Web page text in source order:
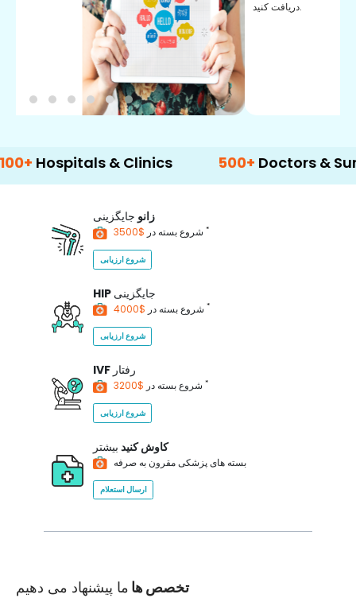
& Clinics 500+ Doctors & Surgeons
زانو جایگزینی
شروع بسته در *
شروع ارزیابی
HIP جایگزینی
شروع بسته در *
شروع ارزیابی
IVF رفتار
شروع بسته در *
شروع ارزیابی
کاوش کنید بیشتر
بسته های پزشکی مقرون به صرفه
ارسال استعلام
تخصص ها ما پیشنهاد می دهیم